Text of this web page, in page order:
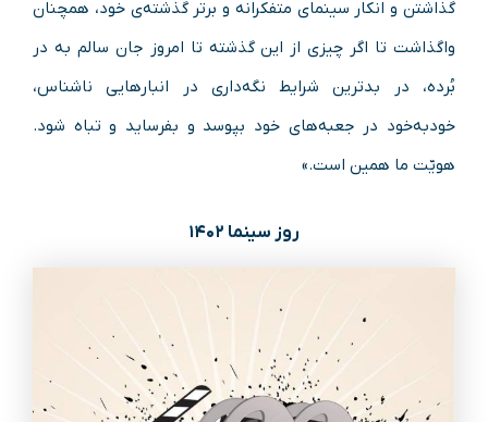
گذاشتن و انکار سینمای متفکرانه و برتر گذشته‌ی خود، همچنان
واگذاشت تا اگر چیزی از این گذشته تا امروز جان سالم به در
بُرده، در بدترین شرایط نگه‌داری در انبارهایی ناشناس،
خودبه‌خود در جعبه‌های خود بپوسد و بفرساید و تباه شود.
هویّت ما همین است.»
روز سینما ۱۴۰۲